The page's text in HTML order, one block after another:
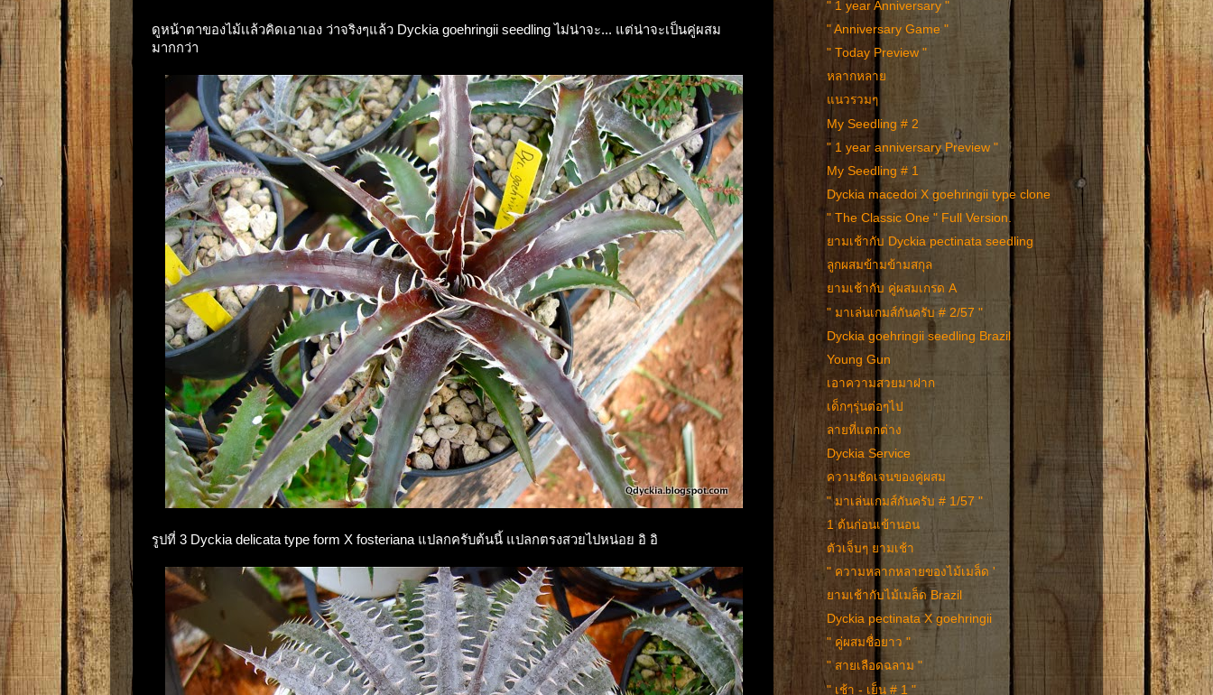
ดูหน้าตาของไม้เเล้วคิดเอาเอง ว่าจริงๆแล้ว Dyckia goehringii seedling ไม่น่าจะ... แต่น่าจะเป็นคู่ผสม
มากกว่า
รูปที่ 3 Dyckia delicata type form X fosteriana แปลกครับต้นนี้ แปลกตรงสวยไปหน่อย อิ อิ
" 1 year Anniversary "
" Anniversary Game "
" Today Preview "
หลากหลาย
แนวรวมๆ
My Seedling # 2
" 1 year anniversary Preview "
My Seedling # 1
Dyckia macedoi X goehringii type clone
" The Classic One " Full Version.
ยามเช้ากับ Dyckia pectinata seedling
ลูกผสมข้ามข้ามสกุล
ยามเช้ากับ คู่ผสมเกรด A
" มาเล่นเกมส์กันครับ # 2/57 "
Dyckia goehringii seedling Brazil
Young Gun
เอาความสวยมาฝาก
เด็กๆรุ่นต่อๆไป
ลายที่แตกต่าง
Dyckia Service
ความชัดเจนของคู่ผสม
" มาเล่นเกมส์กันครับ # 1/57 "
1 ต้นก่อนเข้านอน
ตัวเจ็บๆ ยามเช้า
" ความหลากหลายของไม้เมล็ด '
ยามเช้ากับไม้เมล็ด Brazil
Dyckia pectinata X goehringii
" คู่ผสมชื่อยาว "
" สายเลือดฉลาม "
" เช้า - เย็น # 1 "